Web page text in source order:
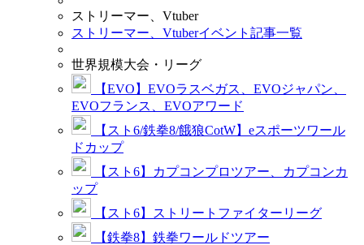
ストリーマー、Vtuber
ストリーマー、Vtuberイベント記事一覧
世界規模大会・リーグ
【EVO】EVOラスベガス、EVOジャパン、
EVOフランス、EVOアワード
【スト6/鉄拳8/餓狼CotW】eスポーツワール
ドカップ
【スト6】カプコンプロツアー、カプコンカ
ップ
【スト6】ストリートファイターリーグ
【鉄拳8】鉄拳ワールドツアー